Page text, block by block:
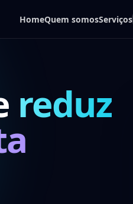
HomeQuem somosServiços
reduz